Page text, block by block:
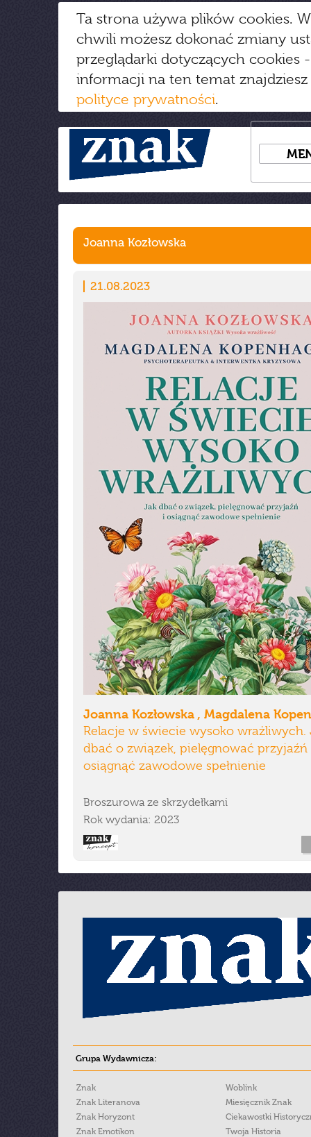
Ta strona używa plików cookies.
chwili możesz dokonać zmiany
przeglądarki dotyczących cookies
informacji na ten temat
polityce prywatności.
Joanna Kozłowska
21.08.2023
Joanna Kozłowska , Magdalena
Relacje w świecie wysoko wrażliwych.
dbać o związek, pielęgnować przyjaźń
osiągnąć zawodowe spełnienie
Broszurowa ze skrzydełkami
Rok wydania: 2023
Grupa Wydawnicza:
Znak
Znak Literanova
Znak Horyzont
Znak Emotikon
Woblink
Miesięcznik Znak
Ciekawostki
Twoja Historia